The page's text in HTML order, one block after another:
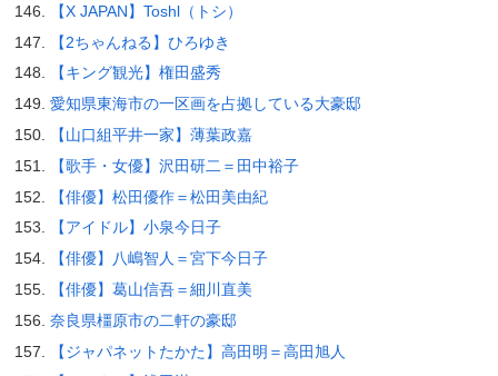
【X JAPAN】Toshl（トシ）
【2ちゃんねる】ひろゆき
【キング観光】権田盛秀
愛知県東海市の一区画を占拠している大豪邸
【山口組平井一家】薄葉政嘉
【歌手・女優】沢田研二＝田中裕子
【俳優】松田優作＝松田美由紀
【アイドル】小泉今日子
【俳優】八嶋智人＝宮下今日子
【俳優】葛山信吾＝細川直美
奈良県橿原市の二軒の豪邸
【ジャパネットたかた】高田明＝高田旭人